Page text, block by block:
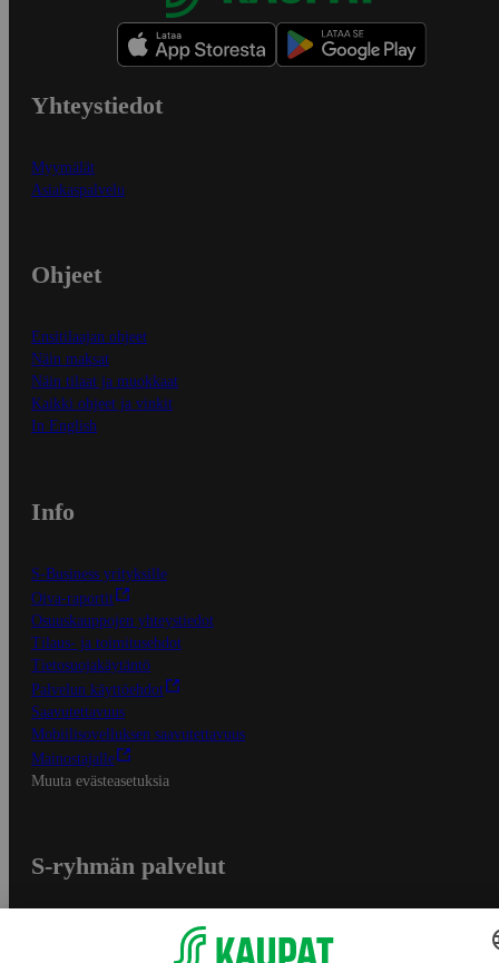
Yhteystiedot
Myymälät
Asiakaspalvelu
Ohjeet
Ensitilaajan ohjeet
Näin maksat
Näin tilaat ja muokkaat
Kaikki ohjeet ja vinkit
In English
Info
S-Business yrityksille
Oiva-raportit
Osuuskauppojen yhteystiedot
Tilaus- ja toimitusehdot
Tietosuojakäytäntö
Palvelun käyttöehdot
Saavutettavuus
Mobiilisovelluksen saavutettavuus
Mainostajalle
Muuta evästeasetuksia
S-ryhmän palvelut